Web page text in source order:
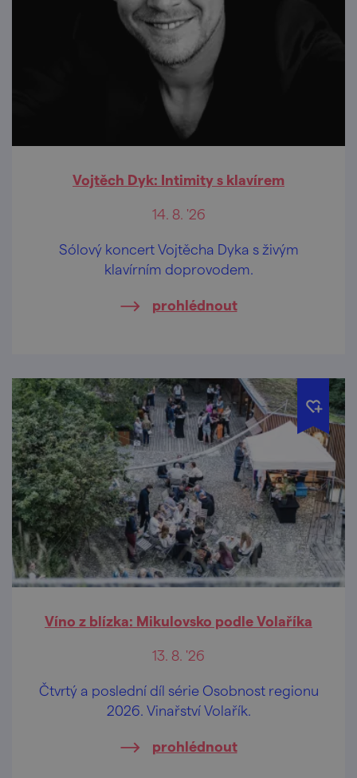
Vojtěch Dyk: Intimity s klavírem
14. 8. '26
Sólový koncert Vojtěcha Dyka s živým
klavírním doprovodem.
prohlédnout
Víno z blízka: Mikulovsko podle Volaříka
13. 8. '26
Čtvrtý a poslední díl série Osobnost regionu
2026. Vinařství Volařík.
prohlédnout